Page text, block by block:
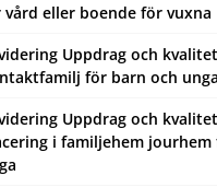
vård eller boende för vuxna
Uppdrag och
för barn och
Uppdrag och
i familjehem